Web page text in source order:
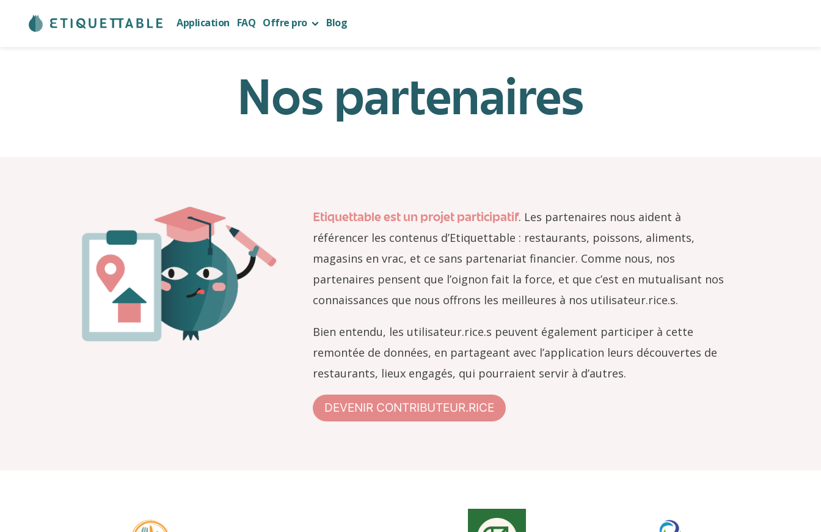
Application FAQ Offre pro Blog
Nos partenaires
Etiquettable est un projet participatif. Les partenaires nous aident à
référencer les contenus d’Etiquettable : restaurants, poissons, aliments,
magasins en vrac, et ce sans partenariat financier. Comme nous, nos
partenaires pensent que l’oignon fait la force, et que c’est en mutualisant nos
connaissances que nous offrons les meilleures à nos utilisateur.rice.s.
Bien entendu, les utilisateur.rice.s peuvent également participer à cette
remontée de données, en partageant avec l’application leurs découvertes de
restaurants, lieux engagés, qui pourraient servir à d’autres.
DEVENIR CONTRIBUTEUR.RICE